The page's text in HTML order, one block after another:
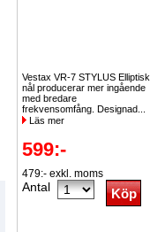
Vestax VR-7 STYLUS Elliptisk
nål producerar mer ingående
med bredare
frekvensomfång. Designad...
Läs mer
599:-
479:- exkl. moms
Antal